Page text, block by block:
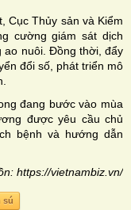
Cục Thủy sản và Kiểm
cường giám sát dịch
ao nuôi. Đồng thời, đẩy
đổi số, phát triển mô
đang bước vào mùa
được yêu cầu chủ
bệnh và hướng dẫn
https://vietnambiz.vn/
sú